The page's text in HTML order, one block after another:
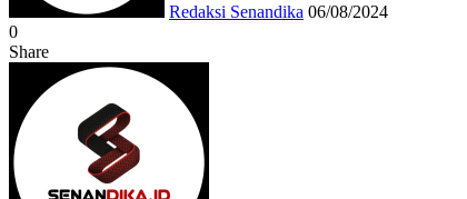
Redaksi Senandika 06/08/2024
0
Share
Facebook
Messenger
Messenger
WhatsApp
Telegram